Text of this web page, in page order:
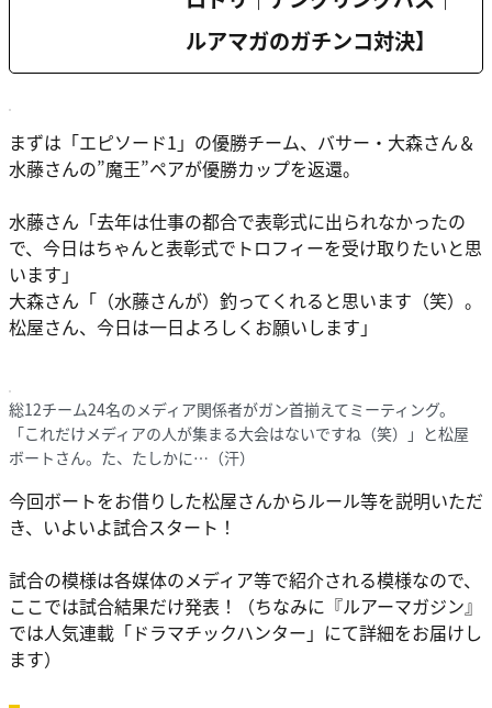
ルアマガのガチンコ対決】
まずは「エピソード1」の優勝チーム、バサー・大森さん＆
水藤さんの”魔王”ペアが優勝カップを返還。
水藤さん「去年は仕事の都合で表彰式に出られなかったの
で、今日はちゃんと表彰式でトロフィーを受け取りたいと思
います」
大森さん「（水藤さんが）釣ってくれると思います（笑）。
松屋さん、今日は一日よろしくお願いします」
総12チーム24名のメディア関係者がガン首揃えてミーティング。
「これだけメディアの人が集まる大会はないですね（笑）」と松屋
ボートさん。た、たしかに…（汗）
今回ボートをお借りした松屋さんからルール等を説明いただ
き、いよいよ試合スタート！
試合の模様は各媒体のメディア等で紹介される模様なので、
ここでは試合結果だけ発表！（ちなみに『ルアーマガジン』
では人気連載「ドラマチックハンター」にて詳細をお届けし
ます）